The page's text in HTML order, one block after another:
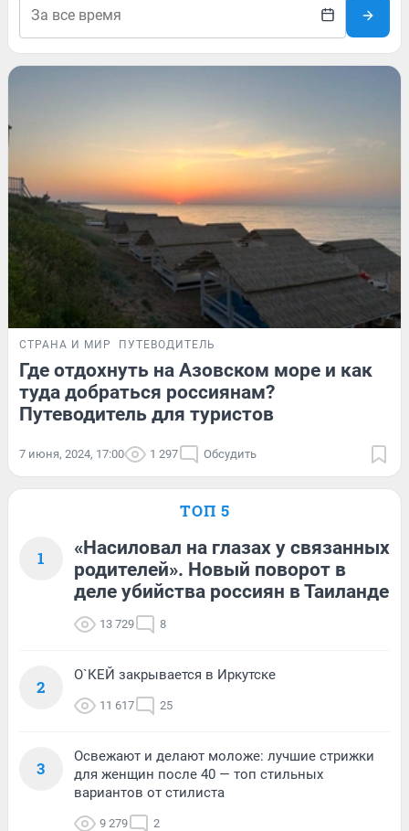
СТРАНА И МИР ПУТЕВОДИТЕЛЬ
Где отдохнуть на Азовском море и как
туда добраться россиянам?
Путеводитель для туристов
7 июня, 2024, 17:00 1 297 Обсудить
ТОП 5
1
«Насиловал на глазах у связанных
родителей». Новый поворот в
деле убийства россиян в Таиланде
13 729 8
2
О`КЕЙ закрывается в Иркутске
11 617 25
3
Освежают и делают моложе: лучшие стрижки
для женщин после 40 — топ стильных
вариантов от стилиста
9 279 2